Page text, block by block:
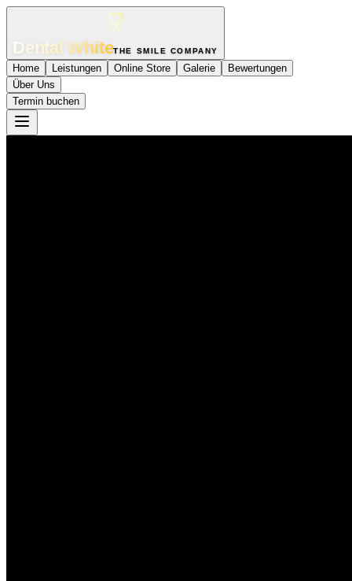
Dental WhiteTHE SMILE COMPANY
Home Leistungen Online Store Galerie
Bewertungen
Über Uns
Termin buchen